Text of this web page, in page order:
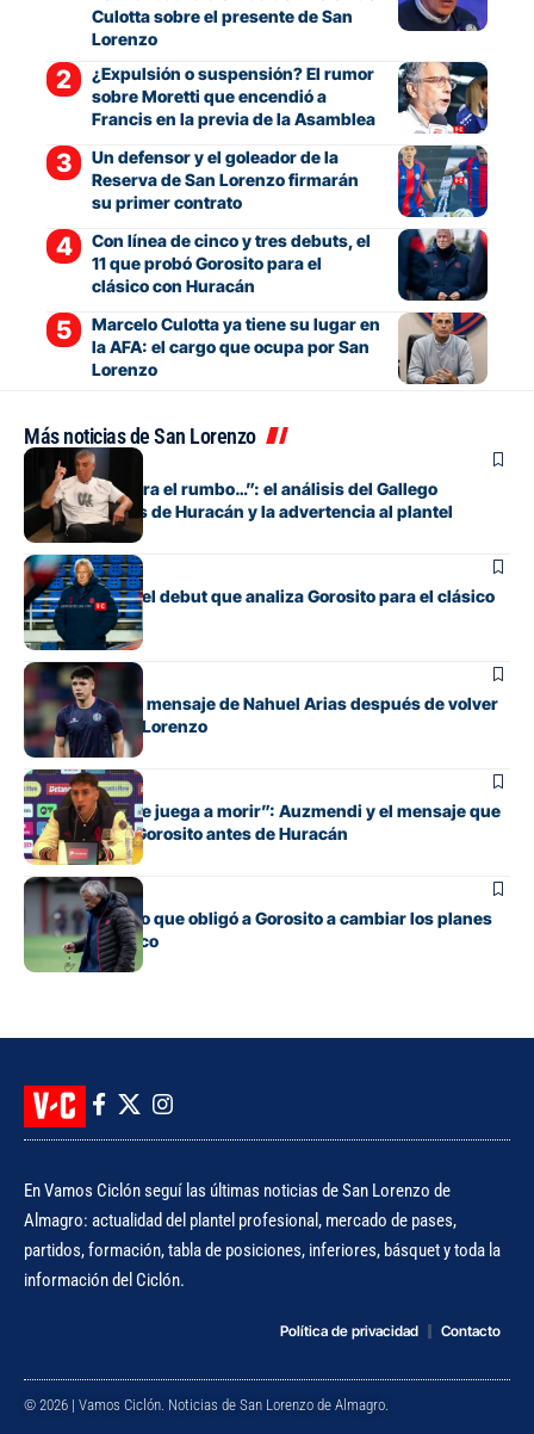
Culotta sobre el presente de San
Lorenzo
¿Expulsión o suspensión? El rumor
sobre Moretti que encendió a
Francis en la previa de la Asamblea
Un defensor y el goleador de la
Reserva de San Lorenzo firmarán
su primer contrato
Con línea de cinco y tres debuts, el
11 que probó Gorosito para el
clásico con Huracán
Marcelo Culotta ya tiene su lugar en
la AFA: el cargo que ocupa por San
Lorenzo
Más noticias de San Lorenzo
Fútbol
“Si no encuentra el rumbo…”: el análisis del Gallego
González antes de Huracán y la advertencia al plantel
Fútbol
Los cambios y el debut que analiza Gorosito para el clásico
con Huracán
Fútbol
El conmovedor mensaje de Nahuel Arias después de volver
a jugar en San Lorenzo
Fútbol
“Cada pelota se juega a morir”: Auzmendi y el mensaje que
transmitió de Gorosito antes de Huracán
Fútbol
El contratiempo que obligó a Gorosito a cambiar los planes
antes del clásico
En Vamos Ciclón seguí las últimas noticias de San Lorenzo de
Almagro: actualidad del plantel profesional, mercado de pases,
partidos, formación, tabla de posiciones, inferiores, básquet y toda la
información del Ciclón.
Política de privacidad Contacto
© 2026 | Vamos Ciclón. Noticias de San Lorenzo de Almagro.